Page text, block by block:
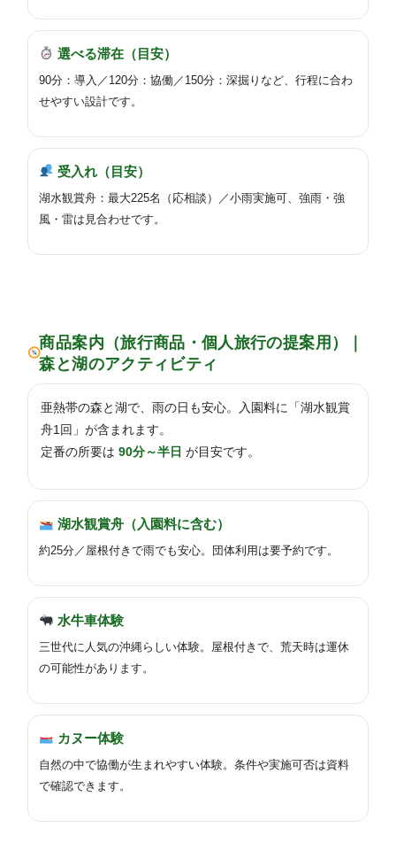
選べる滞在（目安）
90分：導入／120分：協働／150分：深掘りなど、行程に合わ
せやすい設計です。
受入れ（目安）
湖水観賞舟：最大225名（応相談）／小雨実施可、強雨・強
風・雷は見合わせです。
商品案内（旅行商品・個人旅行の提案用）｜
森と湖のアクティビティ
亜熱帯の森と湖で、雨の日も安心。入園料に「湖水観賞
舟1回」が含まれます。
定番の所要は 90分～半日 が目安です。
湖水観賞舟（入園料に含む）
約25分／屋根付きで雨でも安心。団体利用は要予約です。
水牛車体験
三世代に人気の沖縄らしい体験。屋根付きで、荒天時は運休
の可能性があります。
カヌー体験
自然の中で協働が生まれやすい体験。条件や実施可否は資料
で確認できます。